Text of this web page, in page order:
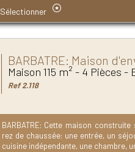
Sélectionner
BARBATRE: Maison
Maison 115 m² - 4 Pièces -
Ref 2.118
BARBATRE: Cette maison
rez de chaussée: une entrée, un
cuisine indépendante, une chambre,